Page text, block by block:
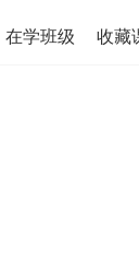
在学班级 收藏